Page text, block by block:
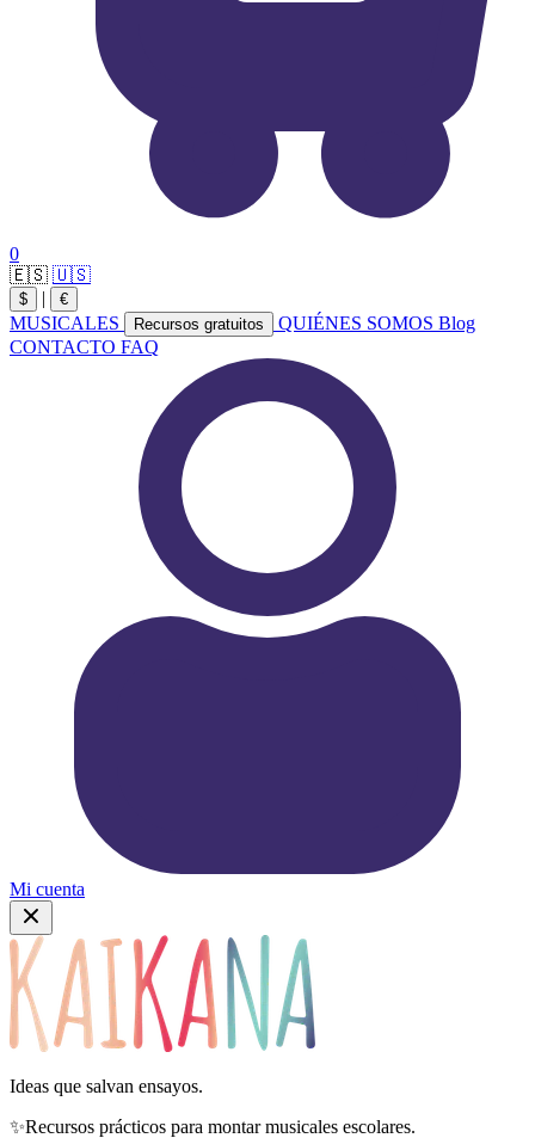
0
🇪🇸 🇺🇸
$ | €
MUSICALES Recursos gratuitos QUIÉNES SOMOS Blog
CONTACTO FAQ
Mi cuenta
Ideas que salvan ensayos.
✨Recursos prácticos para montar musicales escolares.